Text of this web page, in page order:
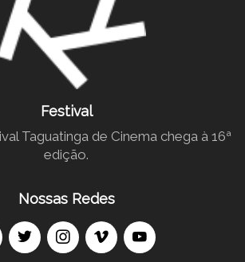
Festival
Taguatinga de Cinema chega à 16ª
edição.
Nossas Redes